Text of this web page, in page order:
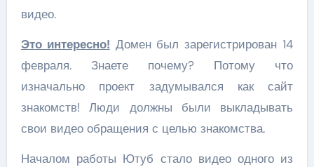
видео.
Это интересно! Домен был зарегистрирован 14
февраля. Знаете почему? Потому что
изначально проект задумывался как сайт
знакомств! Люди должны были выкладывать
свои видео обращения с целью знакомства.
Началом работы Ютуб стало видео одного из